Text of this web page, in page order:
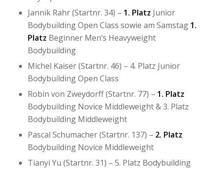
Jannik Rahr (Startnr. 34) – 1. Platz Junior
Bodybuilding Open Class sowie am Samstag 1.
Platz Beginner Men’s Heavyweight
Bodybuilding
Michel Kaiser (Startnr. 46) – 4. Platz Junior
Bodybuilding Open Class
Robin von Zweydorff (Startnr. 77) – 1. Platz
Bodybuilding Novice Middleweight & 3. Platz
Bodybuilding Middleweight
Pascal Schumacher (Startnr. 137) – 2. Platz
Bodybuilding Novice Middleweight
Tianyi Yu (Startnr. 31) – 5. Platz Bodybuilding